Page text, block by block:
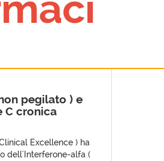
pegilato ) e
C cronica
Excellence ) ha
dell'Interferone-alfa (